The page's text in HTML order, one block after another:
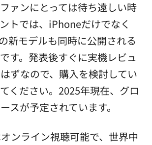
ァンにとっては待ち遠しい時
トでは、iPhoneだけでなく
新モデルも同時に公開される
す。発表後すぐに実機レビュ
ずなので、購入を検討してい
ください。2025年現在、グロ
スが予定されています。
ンライン視聴可能で、世界中